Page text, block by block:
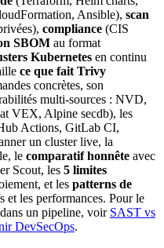
Ansible), scan
compliance (CIS
SBOM au format
Kubernetes en continu
ce que fait Trivy
concrètes, son
multi-sources : NVD,
VEX, Alpine secdb), les
Actions, GitLab CI,
un cluster live, la
le comparatif honnête avec
Scout, les 5 limites
et les patterns de
et les performances. Pour le
un pipeline, voir SAST vs
DevSecOps.